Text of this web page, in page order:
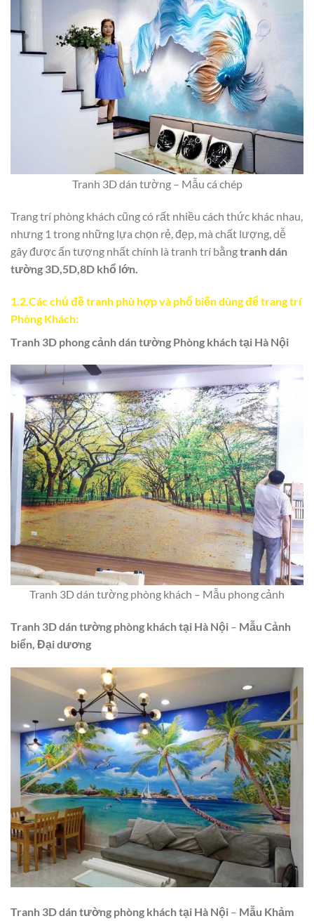
Tranh 3D dán tường – Mẫu cá chép
Trang trí phòng khách cũng có rất nhiều cách thức khác nhau,
nhưng 1 trong những lựa chọn rẻ, đẹp, mà chất lượng, dễ
gây được ấn tượng nhất chính là tranh trí bằngtranh dán
tường 3D,5D,8D khổ lớn.
1.2.Các chủ đề tranh phù hợp và phổ biến dùng để trang trí
Phòng Khách:
Tranh 3D phong cảnh dán tường Phòng khách tại Hà Nội
Tranh 3D dán tường phòng khách – Mẫu phong cảnh
Tranh 3D dán tường phòng khách tại Hà Nội – Mẫu Cảnh
biển, Đại dương
Tranh 3D dán tường phòng khách tại Hà Nội – Mẫu Khảm